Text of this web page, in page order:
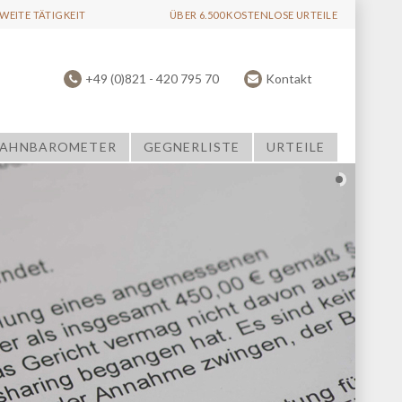
TÄTIGKEIT ÜBER 6.500 KOSTENLOSE URTEILE
+49 (0)821 - 420 795 70 Kontakt
GEGNERLISTE URTEILE